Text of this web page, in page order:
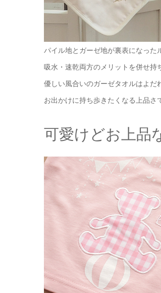
パイル地とガーゼ地が裏表になった
吸水・速乾両方のメリットを併せ持
優しい風合いのガーゼタオルはよだ
お出かけに持ち歩きたくなる上品さ
可愛けどお上品